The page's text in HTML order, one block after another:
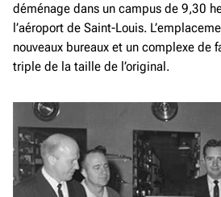
déménage dans un campus de 9,30
l’aéroport de Saint-Louis.
nouveaux bureaux et un complexe de
triple de la taille de l’original.